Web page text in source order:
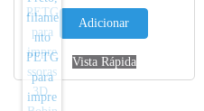
Adicionar
Vista Rápida